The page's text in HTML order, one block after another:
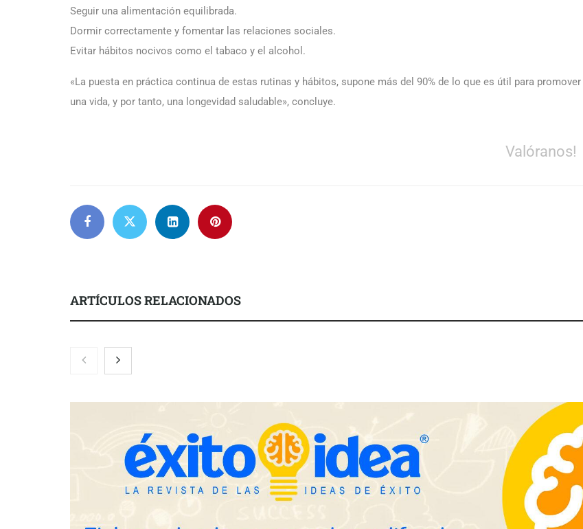
Seguir una alimentación equilibrada.
Dormir correctamente y fomentar las relaciones sociales.
Evitar hábitos nocivos como el tabaco y el alcohol.
«La puesta en práctica continua de estas rutinas y hábitos, supone más del 90% de lo que es útil para promover
una vida, y por tanto, una longevidad saludable», concluye.
Valóranos!
ARTÍCULOS RELACIONADOS
Nicols presenta seis modelos de
anillos de compromiso para el
Fundación Mapfre y CISE lanzan
el concurso ‘Talento Sénior’ para
impulsar ideas innovadoras
creadas por y para mayores de 50
NOVA: innovación y diseño que
transforman espacios de la mano
de Tormo Franquicias